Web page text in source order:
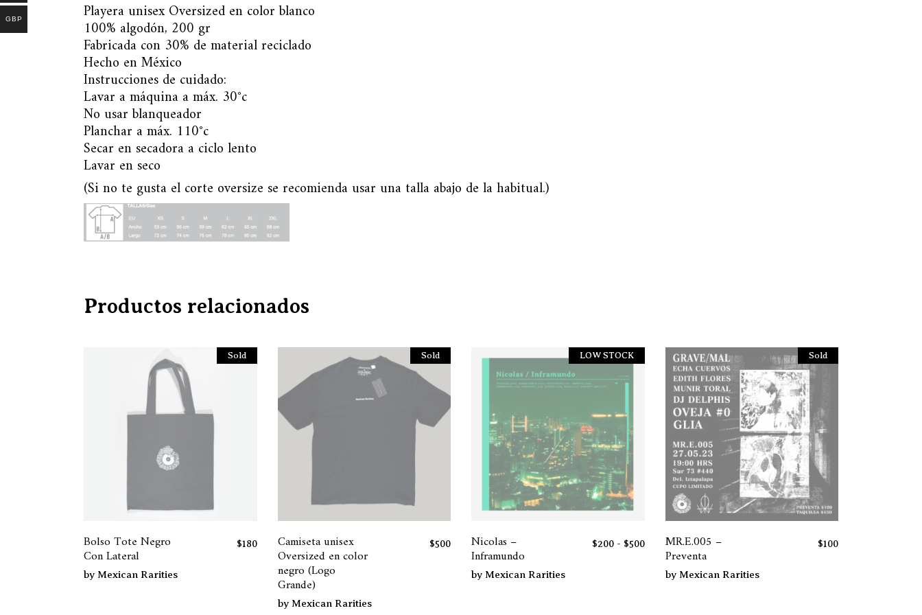
Playera unisex Oversized en color blanco
100% algodón, 200 gr
Fabricada con 30% de material reciclado
Hecho en México
Instrucciones de cuidado:
Lavar a máquina a máx. 30°c
No usar blanqueador
Planchar a máx. 110°c
Secar en secadora a ciclo lento
Lavar en seco
(Si no te gusta el corte oversize se recomienda usar una talla abajo de la habitual.)
Productos relacionados
Sold
Bolso Tote Negro
Con Lateral
$180
by Mexican Rarities
Sold
múltiples
opciones
Camiseta unisex
Oversized en color
negro (Logo
Grande)
$500
by Mexican Rarities
LOW STOCK
Este
producto
Las
Nicolas –
Inframundo
$200 - $500Rango
precios:
by Mexican Rarities
Sold
MR.E.005 –
Preventa
$100
by Mexican Rarities
GBP